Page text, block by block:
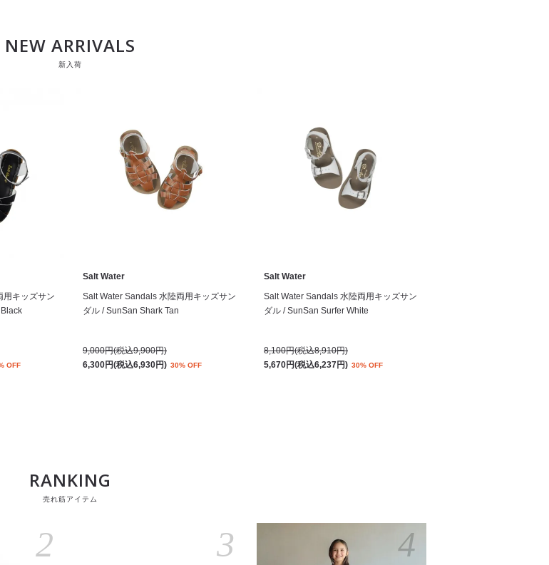
NEW ARRIVALS
新入荷
用キッズサン
OFF
Salt Water
Salt Water Sandals 水陸両用キッズサン
ダル / SunSan Shark Tan
9,000円(税込9,900円)
6,300円(税込6,930円) 30% OFF
Salt Water
Salt Water Sandals 水陸両用キッズサン
ダル / SunSan Surfer White
8,100円(税込8,910円)
5,670円(税込6,237円) 30% OFF
RANKING
売れ筋アイテム
2 3 4